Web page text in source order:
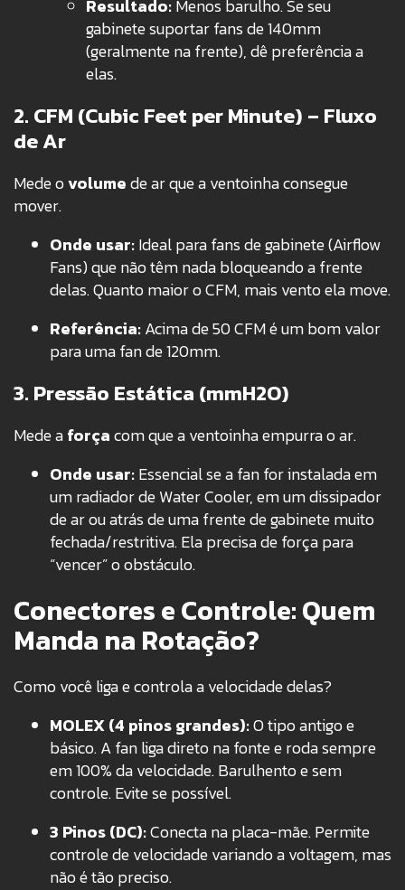
Resultado:Menos barulho. Se seu
gabinete suportar fans de 140mm
(geralmente na frente), dê preferência a
elas.
2. CFM (Cubic Feet per Minute) – Fluxo
de Ar
Mede ovolumede ar que a ventoinha consegue
mover.
Onde usar:Ideal para fans de gabinete (Airflow
Fans) que não têm nada bloqueando a frente
delas. Quanto maior o CFM, mais vento ela move.
Referência:Acima de 50 CFM é um bom valor
para uma fan de 120mm.
3. Pressão Estática (mmH2O)
Mede aforçacom que a ventoinha empurra o ar.
Onde usar:Essencial se a fan for instalada em
um radiador de Water Cooler, em um dissipador
de ar ou atrás de uma frente de gabinete muito
fechada/restritiva. Ela precisa de força para
“vencer” o obstáculo.
Conectores e Controle: Quem
Manda na Rotação?
Como você liga e controla a velocidade delas?
MOLEX (4 pinos grandes):O tipo antigo e
básico. A fan liga direto na fonte e roda sempre
em 100% da velocidade. Barulhento e sem
controle. Evite se possível.
3 Pinos (DC):Conecta na placa-mãe. Permite
controle de velocidade variando a voltagem, mas
não é tão preciso.